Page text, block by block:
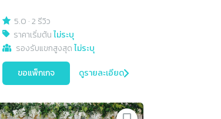
5.0 ·2 รีวิว
ราคาเริ่มต้นไม่ระบุ
รองรับแขกสูงสุดไม่ระบุ
ขอแพ็กเกจ ดูรายละเอียด